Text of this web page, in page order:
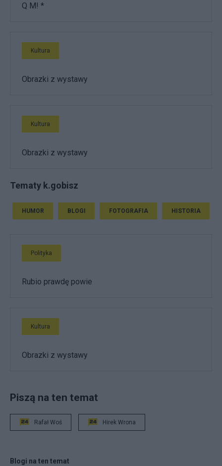
Q M! *
Kultura
Obrazki z wystawy
Kultura
Obrazki z wystawy
Tematy k.gobisz
HUMOR BLOGI FOTOGRAFIA HISTORIA
Polityka
Rubio prawdę powie
Kultura
Obrazki z wystawy
Piszą na ten temat
Rafał Woś Hirek Wrona
Blogi na ten temat